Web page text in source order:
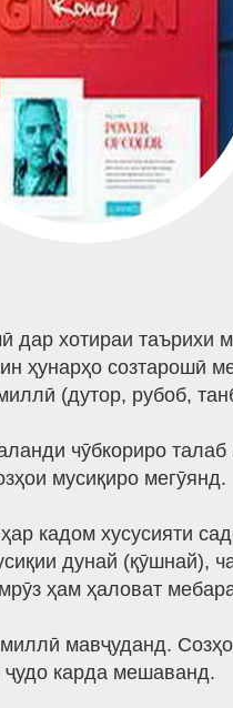
хотираи таърихи
ҳунарҳо созтарошӣ
(дутор, рубоб,
чӯбкориро
мусиқиро мегӯянд.
кадом хусусияти
дунай (қӯшнай),
ҳам ҳаловат
мавҷуданд.
карда мешаванд.